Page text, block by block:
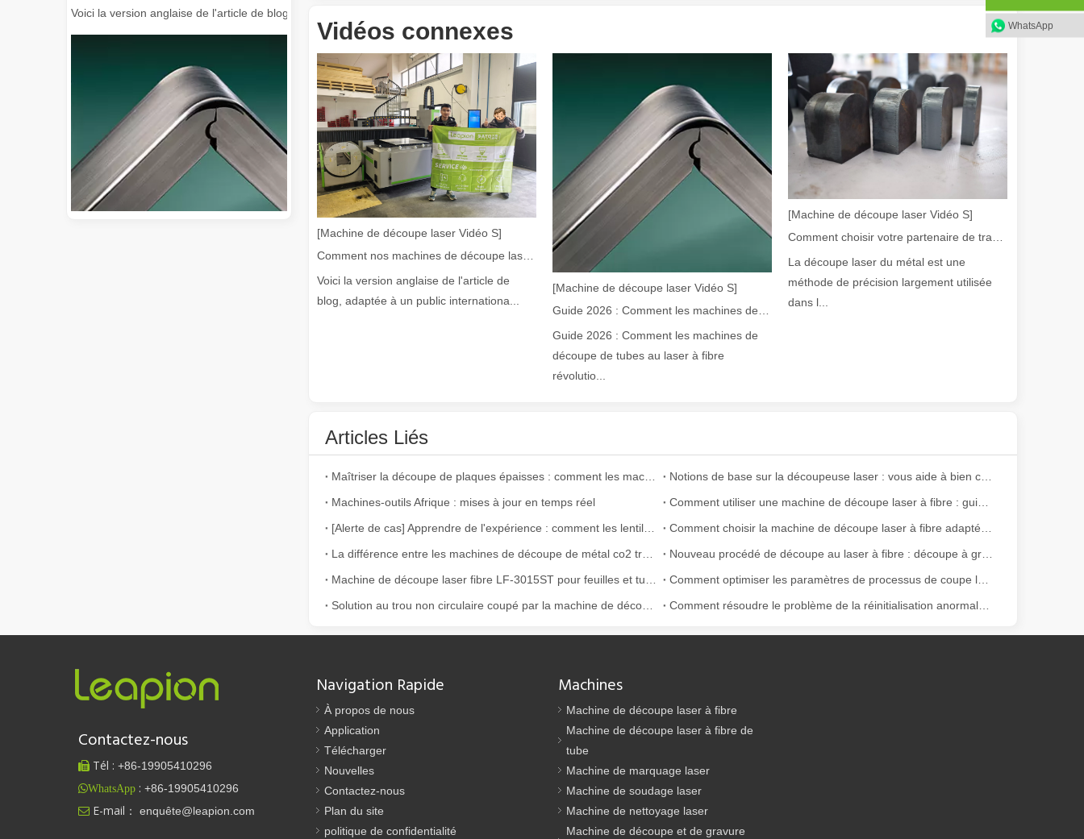
Guide 2026 : Comment les machines de découpe de tubes au laser à fibre révolutionnent la fabrication de tuyauxDans le monde en évolution rapide de la fabrication métallique, l'efficacité et la
La découpe laser de tubes est une technologie clé dans une industrie manufacturière en développement rapide. Il peut traiter une variété de tubes métalliques avec une précision et une
La découpe laser du métal est une méthode de précision largement utilisée dans la fabrication du métal. Il peut couper une large gamme de matériaux avec une haute précision et peu de
Vidéos connexes
[Machine de découpe laser Vidéo S]
Voici la version anglaise de l'article de
blog, adaptée à un public internationa...
[Machine de découpe laser Vidéo S]
Guide 2026 : Comment les machines de
découpe de tubes au laser à fibre
révolutio...
[Machine de découpe laser Vidéo S]
Comment choisir votre partenaire de travail : machine de découpe laser
La découpe laser du métal est une
méthode de précision largement utilisée
dans l...
Articles Liés
Machines-outils Afrique : mises à jour en temps réel
Contactez-nous
 Tél : +86-19905410296
WhatsApp : +86-19905410296
 E-mail： enquête@leapion.com
WhatsApp
Navigation Rapide
À propos de nous
Application
Télécharger
Nouvelles
Contactez-nous
Plan du site
politique de confidentialité
Machines
Machine de découpe laser à fibre
Machine de découpe laser à fibre de
tube
Machine de marquage laser
Machine de soudage laser
Machine de nettoyage laser
Machine de découpe et de gravure